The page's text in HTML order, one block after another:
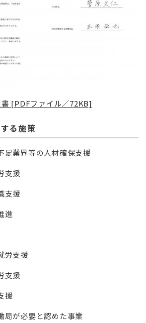
[PDFファイル／72KB]
る施策
足業界等の人材確保支援
支援
支援
進
労支援
支援
援
局が必要と認めた事業